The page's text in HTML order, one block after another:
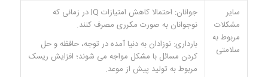
سایر
مشکلات
مربوط به
سلامتی
جوانان: احتمالا کاهش امتیازات IQ در زمانی که
نوجوانان به صورت مکرری مصرف کنند.
بارداری: نوزادان به دنیا آمده در توجه، حافظه و حل
کردن مسائل با مشکل مواجه می شوند؛ افزایش ریسک
مربوط به تولید پیش از موعد.